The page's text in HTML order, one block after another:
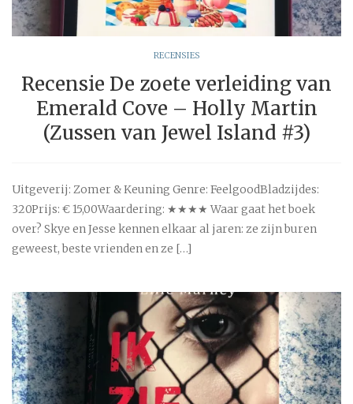
RECENSIES
Recensie De zoete verleiding van
Emerald Cove – Holly Martin
(Zussen van Jewel Island #3)
Uitgeverij: Zomer & Keuning Genre: FeelgoodBladzijdes:
320Prijs: € 15,00Waardering: ★★★★ Waar gaat het boek
over? Skye en Jesse kennen elkaar al jaren: ze zijn buren
geweest, beste vrienden en ze […]